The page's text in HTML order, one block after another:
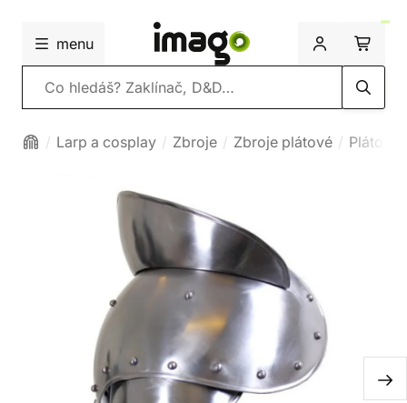
menu
Vyhledávání
Larp a cosplay Zbroje Zbroje plátové Plátová